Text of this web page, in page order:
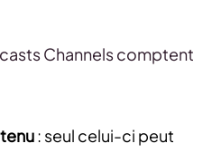
Channels comptent
: seul celui-ci peut